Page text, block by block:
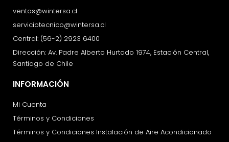
ventas@wintersa.cl
serviciotecnico@wintersa.cl
Central: (56-2) 2923 6400
Dirección: Av. Padre Alberto Hurtado 1974, Estación Central,
Santiago de Chile
INFORMACIÓN
Mi Cuenta
Términos y Condiciones
Términos y Condiciones Instalación de Aire Acondicionado